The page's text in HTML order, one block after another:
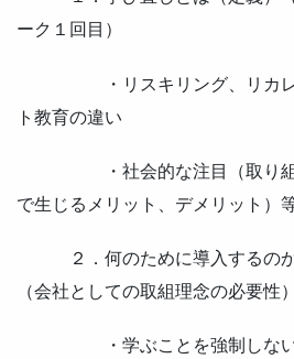
ーク１回目）
・リスキリング、リカ
ト教育の違い
・社会的な注目（取り
で生じるメリット、デメリット）
２．何のために導入するの
（会社としての取組理念の必要性）
・学ぶことを強制しな